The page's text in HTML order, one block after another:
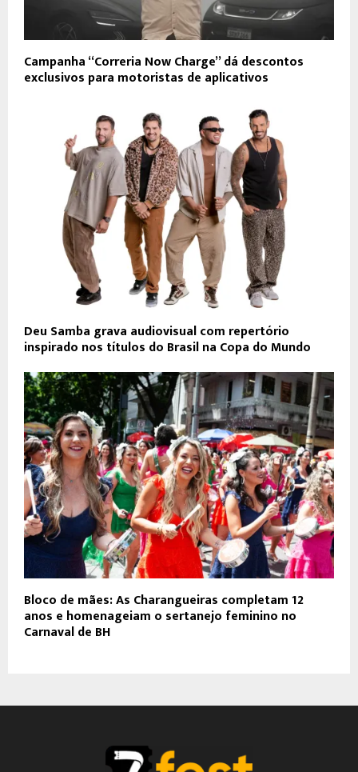
Campanha “Correria Now Charge” dá descontos
exclusivos para motoristas de aplicativos
Deu Samba grava audiovisual com repertório
inspirado nos títulos do Brasil na Copa do Mundo
Bloco de mães: As Charangueiras completam 12
anos e homenageiam o sertanejo feminino no
Carnaval de BH